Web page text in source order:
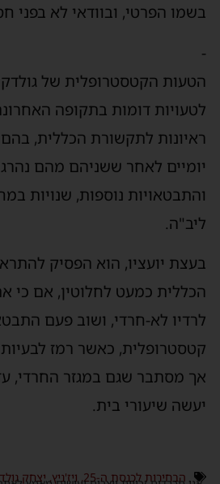
בשמו הפרטי, ובוודאי לא בפני
-
הטעות הקטסטרופלית של
לטעויות דומות בתקופה
ראיונות לתקשורת הכללית, בהם
יומיים לאחר ששניהם מהם
והתבטאויות נוספות, שנויות
ליב"ה.
בעצת יועציו, הוא הפסיק
הכללית כמעט לחלוטין, אם כי
לרדיו לא-חרדי, ושוב פעם
קטסטרופלית, כאשר רמז
אך מסתבר שגם במגזר החרדי,
יעשה שיעורי בית.
הבחירות לכנסת ה-25 , ויז'ניץ, יצחק